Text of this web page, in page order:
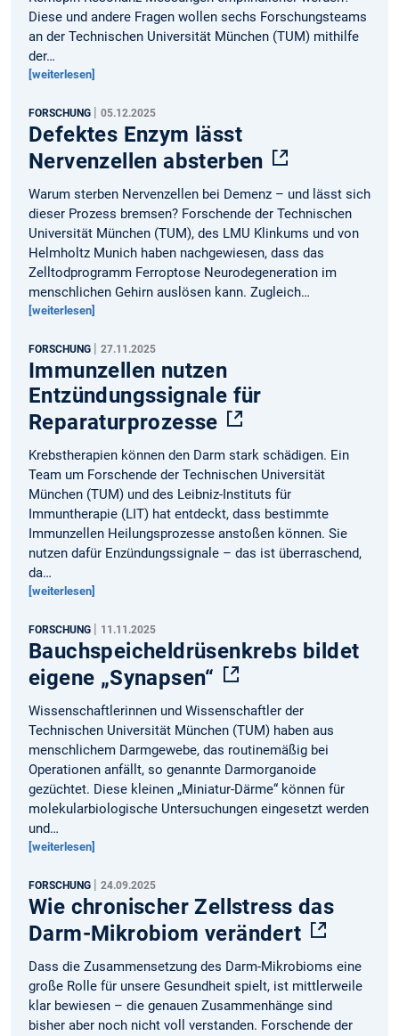
Diese und andere Fragen wollen sechs Forschungsteams
an der Technischen Universität München (TUM) mithilfe
der…
[weiterlesen]
FORSCHUNG | 05.12.2025
Defektes Enzym lässt
Nervenzellen absterben
Warum sterben Nervenzellen bei Demenz – und lässt sich
dieser Prozess bremsen? Forschende der Technischen
Universität München (TUM), des LMU Klinkums und von
Helmholtz Munich haben nachgewiesen, dass das
Zelltodprogramm Ferroptose Neurodegeneration im
menschlichen Gehirn auslösen kann. Zugleich…
[weiterlesen]
FORSCHUNG | 27.11.2025
Immunzellen nutzen
Entzündungssignale für
Reparaturprozesse
Krebstherapien können den Darm stark schädigen. Ein
Team um Forschende der Technischen Universität
München (TUM) und des Leibniz-Instituts für
Immuntherapie (LIT) hat entdeckt, dass bestimmte
Immunzellen Heilungsprozesse anstoßen können. Sie
nutzen dafür Enzündungssignale – das ist überraschend,
da…
[weiterlesen]
FORSCHUNG | 11.11.2025
Bauchspeicheldrüsenkrebs bildet
eigene „Synapsen“
Wissenschaftlerinnen und Wissenschaftler der
Technischen Universität München (TUM) haben aus
menschlichem Darmgewebe, das routinemäßig bei
Operationen anfällt, so genannte Darmorganoide
gezüchtet. Diese kleinen „Miniatur-Därme“ können für
molekularbiologische Untersuchungen eingesetzt werden
und…
[weiterlesen]
FORSCHUNG | 24.09.2025
Wie chronischer Zellstress das
Darm-Mikrobiom verändert
Dass die Zusammensetzung des Darm-Mikrobioms eine
große Rolle für unsere Gesundheit spielt, ist mittlerweile
klar bewiesen – die genauen Zusammenhänge sind
bisher aber noch nicht voll verstanden. Forschende der